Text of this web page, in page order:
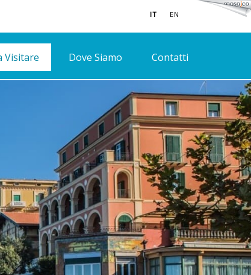
IT EN
Visitare Dove Siamo Contatti